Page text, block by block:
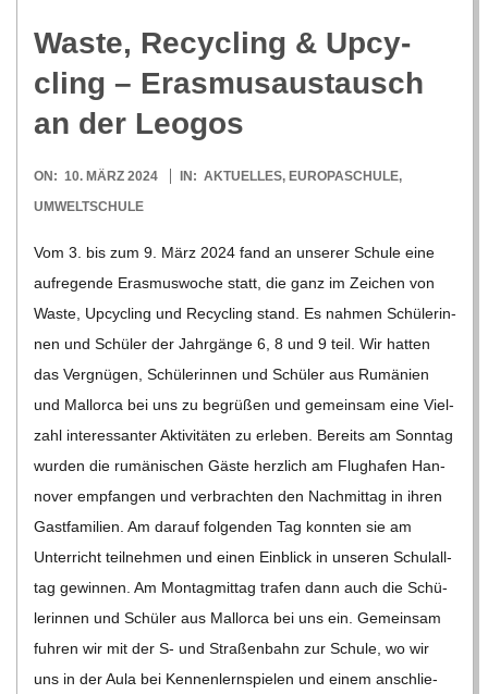
Waste, Recy­cling & Upcy­
cling – Eras­mus­aus­tausch
an der Leogos
2024-
03-
ON: 10. MÄRZ 2024 IN: AKTUELLES, EUROPASCHULE,
UMWELTSCHULE
Vom 3. bis zum 9. März 2024 fand an unse­rer Schule eine
auf­re­gende Eras­mus­wo­che statt, die ganz im Zei­chen von
Waste, Upcy­cling und Recy­cling stand. Es nah­men Schü­le­rin­
nen und Schü­ler der Jahr­gänge 6, 8 und 9 teil. Wir hat­ten
das Ver­gnü­gen, Schü­le­rin­nen und Schü­ler aus Rumä­nien
und Mal­lorca bei uns zu begrü­ßen und gemein­sam eine Viel­
zahl inter­es­san­ter Akti­vi­tä­ten zu erle­ben. Bereits am Sonn­tag
wur­den die rumä­ni­schen Gäste herz­lich am Flug­ha­fen Han­
no­ver emp­fan­gen und ver­brach­ten den Nach­mit­tag in ihren
Gast­fa­mi­lien. Am dar­auf fol­gen­den Tag konn­ten sie am
Unter­richt teil­neh­men und einen Ein­blick in unse­ren Schul­all­
tag gewin­nen. Am Mon­tag­mit­tag tra­fen dann auch die Schü­
le­rin­nen und Schü­ler aus Mal­lorca bei uns ein. Gemein­sam
fuh­ren wir mit der S- und Stra­ßen­bahn zur Schule, wo wir
uns in der Aula bei Ken­nen­lern­spie­len und einem anschlie­